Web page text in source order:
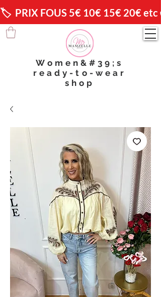
🏷️  PRIX FOUS 5€ 10€ 15€ 20€ etc
Women&#39;s
ready-to-wear
shop